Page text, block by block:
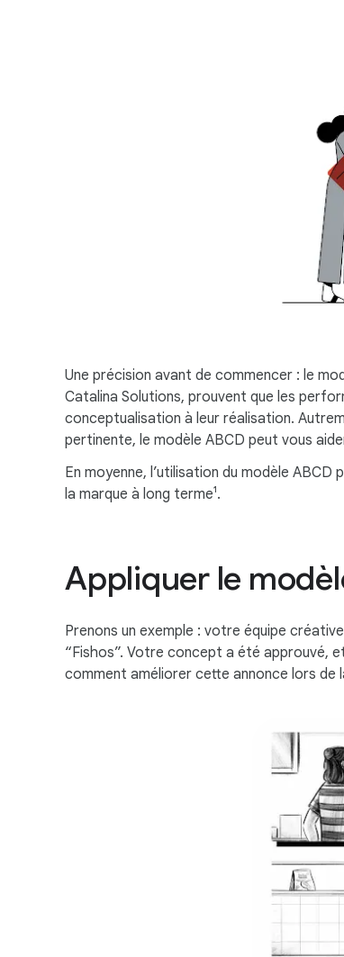
Une précision avant de commencer : le
Catalina Solutions, prouvent que les
conceptualisation à leur réalisation.
pertinente, le modèle ABCD peut vous
En moyenne, l’utilisation du modèle
la marque à long terme¹.
Appliquer le
Prenons un exemple : votre équipe
“Fishos”. Votre concept a été approuvé,
comment améliorer cette annonce lors de